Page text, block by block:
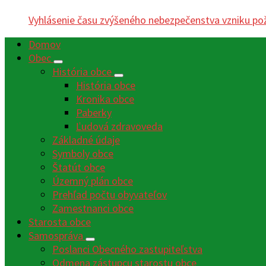
Vyhlásenie času zvýšeného nebezpečenstva vzniku
Domov
Obec
História obce
História obce
Kronika obce
Paberky
Ľudová zdravoveda
Základné údaje
Symboly obce
Štatút obce
Územný plán obce
Prehľad počtu obyvateľov
Zamestnanci obce
Starosta obce
Samospráva
Poslanci Obecného zastupiteľstva
Odmena zástupcu starostu obce